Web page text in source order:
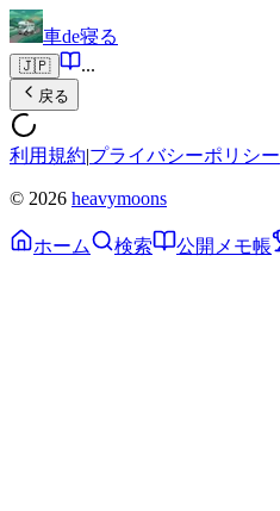
車de寝る
🇯🇵 ...
戻る
利用規約|プライバシーポリシー
© 2026 heavymoons
ホーム 検索 公開メモ帳